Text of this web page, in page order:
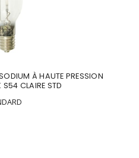
À HAUTE PRESSION
S54 CLAIRE STD